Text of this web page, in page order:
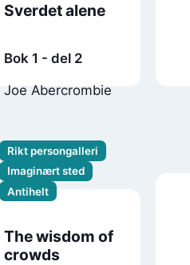
Sverdet alene
Bok 1 - del 2
Joe Abercrombie
Rikt persongalleri
Imaginært sted
Antihelt
The wisdom of
crowds